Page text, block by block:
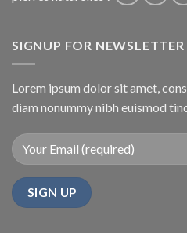
SIGNUP FOR NEWSLETTER
Lorem ipsum dolor sit amet,
diam nonummy nibh euismod